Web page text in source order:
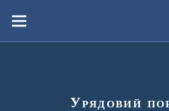
вмістуМеню
Урядовий